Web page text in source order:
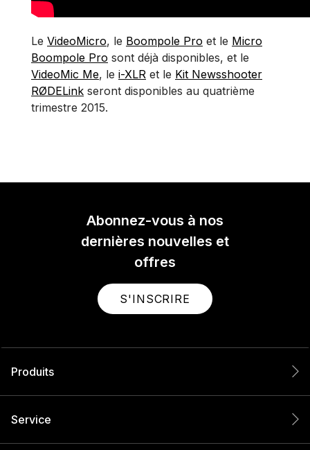
Le VideoMicro, le Boompole Pro et le Micro
Boompole Pro sont déjà disponibles, et le
VideoMic Me, le i-XLR et le Kit Newsshooter
RØDELink seront disponibles au quatrième
trimestre 2015.
Abonnez-vous à nos
dernières nouvelles et
offres
S'INSCRIRE
Produits
Service